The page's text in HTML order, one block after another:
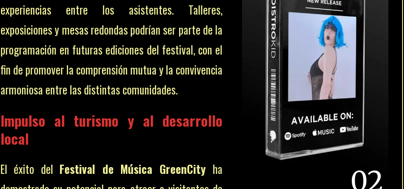
experiencias entre los asistentes. Talleres,
exposiciones y mesas redondas podrían ser parte de la
programación en futuras ediciones del festival, con el
fin de promover la comprensión mutua y la convivencia
armoniosa entre las distintas comunidades.
Impulso al turismo y al desarrollo
local
El éxito del Festival de Música GreenCity ha
02